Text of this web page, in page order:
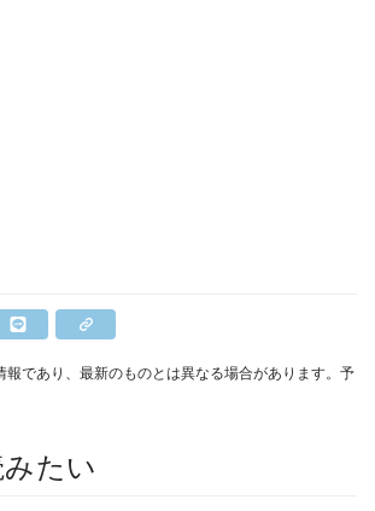
であり、最新のものとは異なる場合があります。予
たい